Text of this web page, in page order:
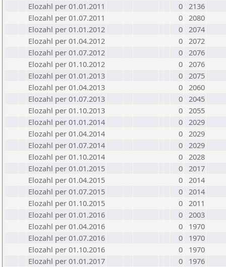
Elozahl per 01.01.2011
0 2136
Elozahl per 01.07.2011
0 2080
Elozahl per 01.01.2012
0 2074
Elozahl per 01.04.2012
0 2072
Elozahl per 01.07.2012
0 2076
Elozahl per 01.10.2012
0 2076
Elozahl per 01.01.2013
0 2075
Elozahl per 01.04.2013
0 2060
Elozahl per 01.07.2013
0 2045
Elozahl per 01.10.2013
0 2055
Elozahl per 01.01.2014
0 2029
Elozahl per 01.04.2014
0 2029
Elozahl per 01.07.2014
0 2029
Elozahl per 01.10.2014
0 2028
Elozahl per 01.01.2015
0 2017
Elozahl per 01.04.2015
0 2014
Elozahl per 01.07.2015
0 2014
Elozahl per 01.10.2015
0 2011
Elozahl per 01.01.2016
0 2003
Elozahl per 01.04.2016
0
1970
Elozahl per 01.07.2016
0
1970
Elozahl per 01.10.2016
0
1970
Elozahl per 01.01.2017
0
1976